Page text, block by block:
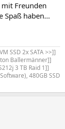
Freunden
Spaß haben...
SSD 2x SATA >>]]
Ballermänner]]
3 TB Raid 1]]
480GB SSD